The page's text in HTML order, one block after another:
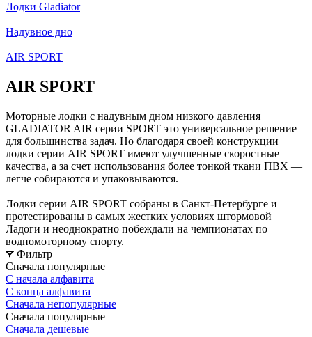
Лодки Gladiator
Надувное дно
AIR SPORT
AIR SPORT
Моторные лодки с надувным дном низкого давления
GLADIATOR AIR серии SPORT это универсальное решение
для большинства задач. Но благодаря своей конструкции
лодки серии AIR SPORT имеют улучшенные скоростные
качества, а за счет использования более тонкой ткани ПВХ —
легче собираются и упаковываются.
Лодки серии AIR SPORT собраны в Санкт-Петербурге и
протестированы в самых жестких условиях штормовой
Ладоги и неоднократно побеждали на чемпионатах по
водномоторному спорту.
Фильтр
Сначала популярные
С начала алфавита
С конца алфавита
Сначала непопулярные
Сначала популярные
Сначала дешевые